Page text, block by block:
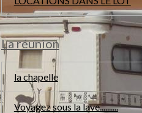
La réunion
la chapelle
Voyagez sous la lave..........